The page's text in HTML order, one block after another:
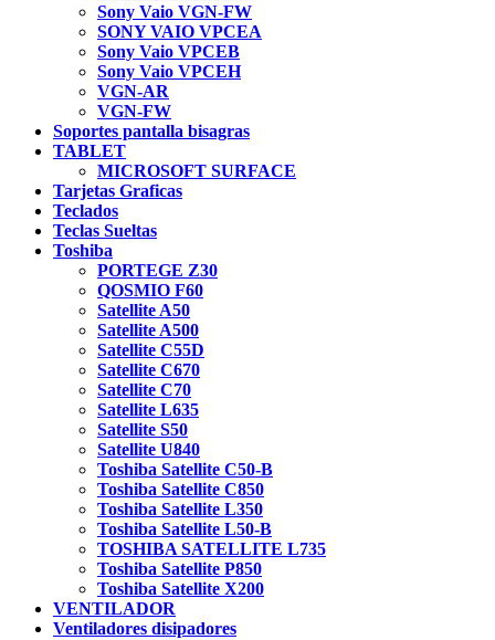
Sony Vaio VGN-FW
SONY VAIO VPCEA
Sony Vaio VPCEB
Sony Vaio VPCEH
VGN-AR
VGN-FW
Soportes pantalla bisagras
TABLET
MICROSOFT SURFACE
Tarjetas Graficas
Teclados
Teclas Sueltas
Toshiba
PORTEGE Z30
QOSMIO F60
Satellite A50
Satellite A500
Satellite C55D
Satellite C670
Satellite C70
Satellite L635
Satellite S50
Satellite U840
Toshiba Satellite C50-B
Toshiba Satellite C850
Toshiba Satellite L350
Toshiba Satellite L50-B
TOSHIBA SATELLITE L735
Toshiba Satellite P850
Toshiba Satellite X200
VENTILADOR
Ventiladores disipadores